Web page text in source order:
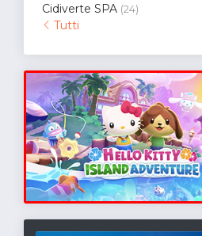
Cidiverte SPA (24)
Tutti